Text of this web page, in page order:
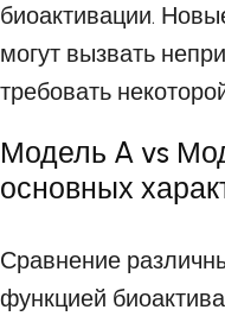
биоактивации.
могут вызвать
требовать
Модель A vs
основных
Сравнение
функцией